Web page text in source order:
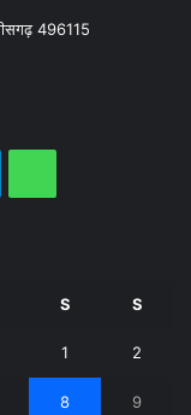
496115
S S
1 2
8 9